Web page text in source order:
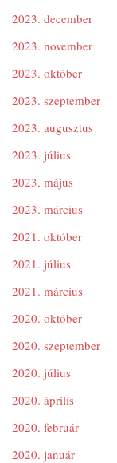
2023. december
2023. november
2023. október
2023. szeptember
2023. augusztus
2023. július
2023. május
2023. március
2021. október
2021. július
2021. március
2020. október
2020. szeptember
2020. július
2020. április
2020. február
2020. január